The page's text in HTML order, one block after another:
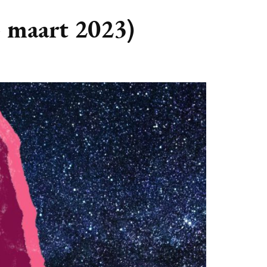
(BULLET) JOURNALLING
DUURZAAMHEID
WILDPLUKKEN
INTERVIEWS
NIEUWS
SAMENWERKEN
CONTACT
2023)